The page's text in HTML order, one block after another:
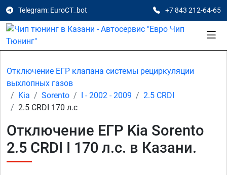
Telegram: EuroCT_bot +7 843 212-64-65
Отключение ЕГР клапана системы рециркуляции
выхлопных газов
Kia
Sorento I - 2002 - 2009
2.5 CRDI
2.5 CRDI 170 л.с
Отключение ЕГР Kia Sorento
2.5 CRDI I 170 л.с. в Казани.